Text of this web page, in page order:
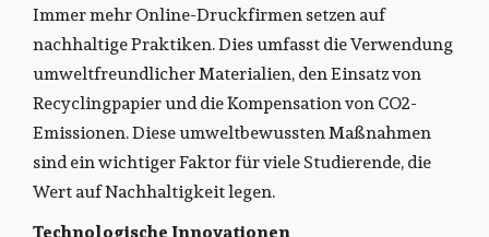
Immer mehr Online-Druckfirmen setzen auf
nachhaltige Praktiken. Dies umfasst die Verwendung
umweltfreundlicher Materialien, den Einsatz von
Recyclingpapier und die Kompensation von CO2-
Emissionen. Diese umweltbewussten Maßnahmen
sind ein wichtiger Faktor für viele Studierende, die
Wert auf Nachhaltigkeit legen.